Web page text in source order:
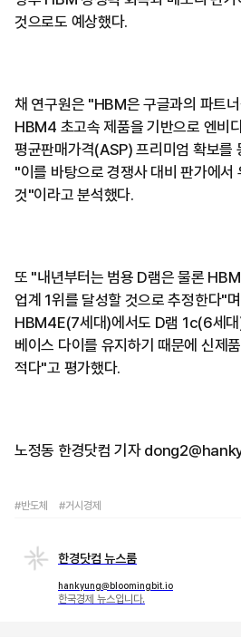
것으로도 예상했다.
채 연구원은 "HBM은 구글과의 파트
HBM4 초고속 제품을 기반으로 엔비
평균판매가격(ASP) 프리미엄 확보를
"이를 바탕으로 경쟁사 대비 판가에서
것"이라고 분석했다.
또 "내년부터는 범용 D램은 물론
업계 1위를 달성할 것으로 추정한다"
HBM4E(7세대)에서도 D램 1c(6세
베이스 다이를 유지하기 때문에 신제
적다"고 평가했다.
노정동 한경닷컴 기자
#반도체 #거시경제
한경닷컴 뉴스룸
hankyung@bloomingbit.io
한국경제 뉴스입니다.